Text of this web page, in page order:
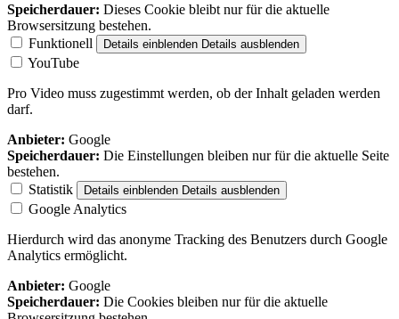
Speicherdauer: Dieses Cookie bleibt nur für die aktuelle
Browsersitzung bestehen.
Funktionell
Details einblenden Details ausblenden
YouTube
Pro Video muss zugestimmt werden, ob der Inhalt geladen werden
darf.
Anbieter: Google
Speicherdauer: Die Einstellungen bleiben nur für die aktuelle Seite
bestehen.
Statistik
Details einblenden Details ausblenden
Google Analytics
Hierdurch wird das anonyme Tracking des Benutzers durch Google
Analytics ermöglicht.
Anbieter: Google
Speicherdauer: Die Cookies bleiben nur für die aktuelle